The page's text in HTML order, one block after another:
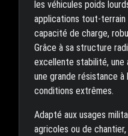
les véhicules poids
applications tout-
capacité de charge,
Grâce à sa structure
excellente stabilité, une
une grande résistance à
conditions extrêmes.
Adapté aux usages
agricoles ou de